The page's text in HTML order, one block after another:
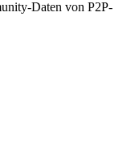
Daten von P2P-